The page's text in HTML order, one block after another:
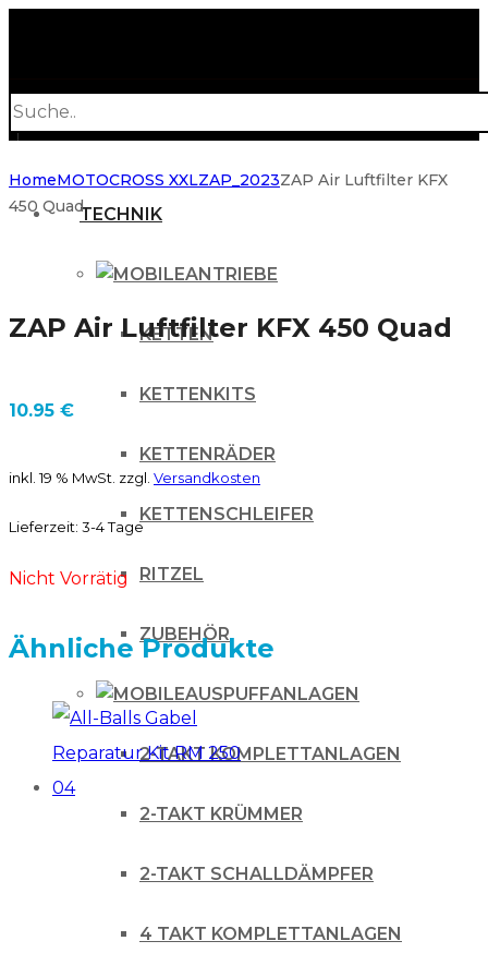
search
TECHNIK
ANTRIEBE
KETTEN
KETTENKITS
KETTENRÄDER
KETTENSCHLEIFER
RITZEL
ZUBEHÖR
AUSPUFFANLAGEN
2-TAKT KOMPLETTANLAGEN
2-TAKT KRÜMMER
2-TAKT SCHALLDÄMPFER
4 TAKT KOMPLETTANLAGEN
HomeMOTOCROSS XXLZAP_2023ZAP Air Luftfilter KFX
450 Quad
ZAP Air Luftfilter KFX 450 Quad
10.95 €
inkl. 19 % MwSt. zzgl. Versandkosten
Lieferzeit: 3-4 Tage
Nicht Vorrätig
Ähnliche Produkte